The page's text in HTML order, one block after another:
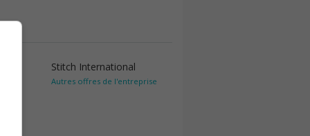
Stitch International
Autres offres de l'entreprise